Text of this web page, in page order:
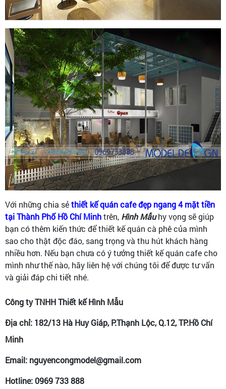
Với những chia sẻthiết kế quán cafe đẹp ngang 4 mặt tiền
tại Thành Phố Hồ Chí Minhtrên, Hình Mẫuhy vọng sẽ giúp
bạn có thêm kiến thức để thiết kế quán cà phê của mình
sao cho thật độc đáo, sang trọng và thu hút khách hàng
nhiều hơn. Nếu bạn chưa có ý tưởng thiết kế quán cafe cho
mình như thế nào, hãy liên hệ với chúng tôi để được tư vấn
và giải đáp chi tiết nhé.
Công ty TNHH Thiết kế Hình Mẫu
Địa chỉ: 182/13 Hà Huy Giáp, P.Thạnh Lộc, Q.12, TP.Hồ Chí
Minh
Email: nguyencongmodel@gmail.com
Hotline: 0969 733 888